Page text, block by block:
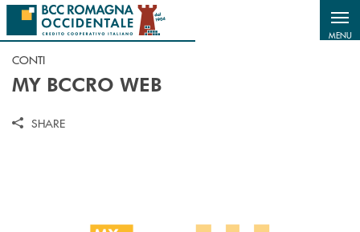
Salta al contenuto principale
MENU
CONTI
MY BCCRO WEB
SHARE